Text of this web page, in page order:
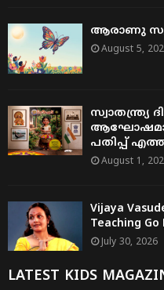
ആരാണു
August 5,
പതിപ്പ്
August 1,
Vijaya
Teaching Go
July 30, 2026
LATEST KIDS